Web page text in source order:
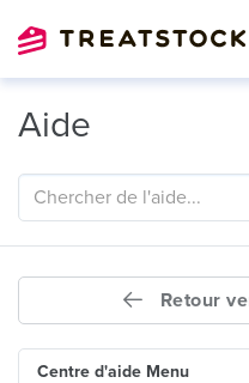
Aide
Retour
Centre d'aide Menu